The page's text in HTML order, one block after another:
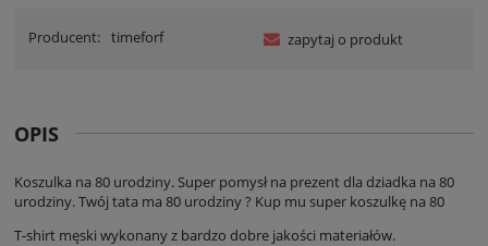
Producent: timeforf zapytaj o produkt
OPIS
Koszulka na 80 urodziny. Super pomysł na prezent dla dziadka na 80
urodziny. Twój tata ma 80 urodziny ? Kup mu super koszulkę na 80
T-shirt męski wykonany z bardzo dobre jakości materiałów.